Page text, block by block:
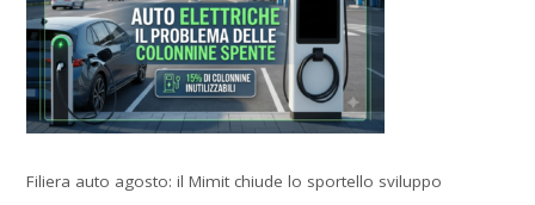
Filiera auto agosto: il Mimit chiude lo sportello sviluppo